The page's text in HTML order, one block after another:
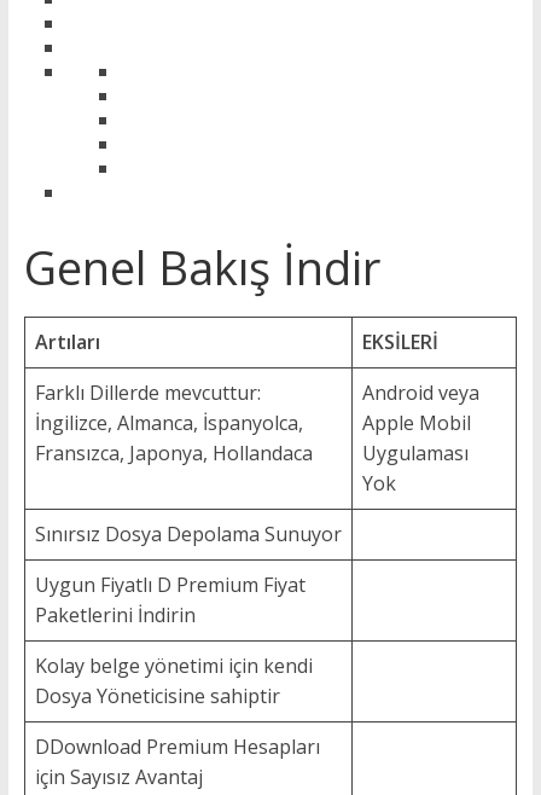
Genel Bakış İndir
Artıları
EKSİLERİ
Farklı Dillerde mevcuttur:
İngilizce, Almanca, İspanyolca,
Fransızca, Japonya, Hollandaca
Android veya
Apple Mobil
Uygulaması
Yok
Sınırsız Dosya Depolama Sunuyor
Uygun Fiyatlı D Premium Fiyat
Paketlerini İndirin
Kolay belge yönetimi için kendi
Dosya Yöneticisine sahiptir
DDownload Premium Hesapları
için Sayısız Avantaj